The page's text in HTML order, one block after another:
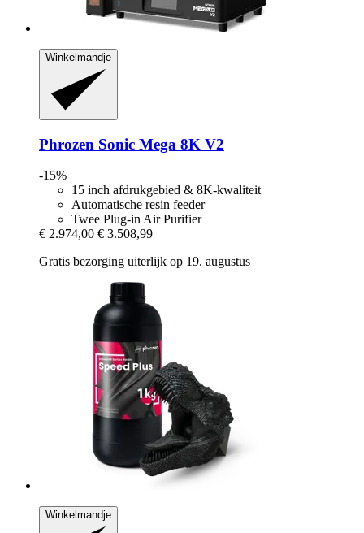
Winkelmandje
Phrozen Sonic Mega 8K V2
-15%
15 inch afdrukgebied & 8K-kwaliteit
Automatische resin feeder
Twee Plug-in Air Purifier
€ 2.974,00 € 3.508,99
Gratis bezorging uiterlijk op 19. augustus
Winkelmandje